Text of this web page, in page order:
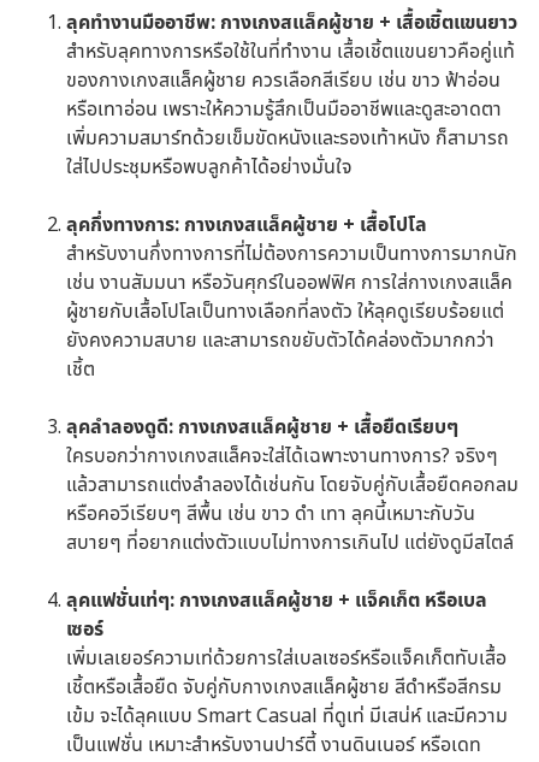
ลุคทำงานมืออาชีพ: กางเกงสแล็คผู้ชาย + เสื้อเชิ้ตแขนยาว
สำหรับลุคทางการหรือใช้ในที่ทำงาน เสื้อเชิ้ตแขนยาวคือคู่แท้
ของกางเกงสแล็คผู้ชาย ควรเลือกสีเรียบ เช่น ขาว ฟ้าอ่อน
หรือเทาอ่อน เพราะให้ความรู้สึกเป็นมืออาชีพและดูสะอาดตา
เพิ่มความสมาร์ทด้วยเข็มขัดหนังและรองเท้าหนัง ก็สามารถ
ใส่ไปประชุมหรือพบลูกค้าได้อย่างมั่นใจ
ลุคกึ่งทางการ: กางเกงสแล็คผู้ชาย + เสื้อโปโล
สำหรับงานกึ่งทางการที่ไม่ต้องการความเป็นทางการมากนัก
เช่น งานสัมมนา หรือวันศุกร์ในออฟฟิศ การใส่กางเกงสแล็ค
ผู้ชายกับเสื้อโปโลเป็นทางเลือกที่ลงตัว ให้ลุคดูเรียบร้อยแต่
ยังคงความสบาย และสามารถขยับตัวได้คล่องตัวมากกว่า
เชิ้ต
ลุคลำลองดูดี: กางเกงสแล็คผู้ชาย + เสื้อยืดเรียบๆ
ใครบอกว่ากางเกงสแล็คจะใส่ได้เฉพาะงานทางการ? จริงๆ
แล้วสามารถแต่งลำลองได้เช่นกัน โดยจับคู่กับเสื้อยืดคอกลม
หรือคอวีเรียบๆ สีพื้น เช่น ขาว ดำ เทา ลุคนี้เหมาะกับวัน
สบายๆ ที่อยากแต่งตัวแบบไม่ทางการเกินไป แต่ยังดูมีสไตล์
ลุคแฟชั่นเท่ๆ: กางเกงสแล็คผู้ชาย + แจ็คเก็ต หรือเบล
เซอร์
เพิ่มเลเยอร์ความเท่ด้วยการใส่เบลเซอร์หรือแจ็คเก็ตทับเสื้อ
เชิ้ตหรือเสื้อยืด จับคู่กับกางเกงสแล็คผู้ชาย สีดำหรือสีกรม
เข้ม จะได้ลุคแบบ Smart Casual ที่ดูเท่ มีเสน่ห์ และมีความ
เป็นแฟชั่น เหมาะสำหรับงานปาร์ตี้ งานดินเนอร์ หรือเดท